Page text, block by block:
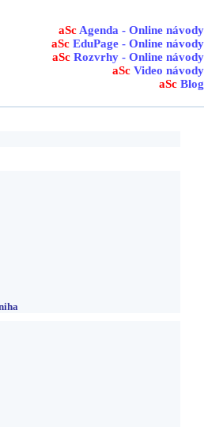
aSc Agenda - Online návody
aSc EduPage - Online návody
aSc Rozvrhy - Online návody
aSc Video návody
aSc Blog